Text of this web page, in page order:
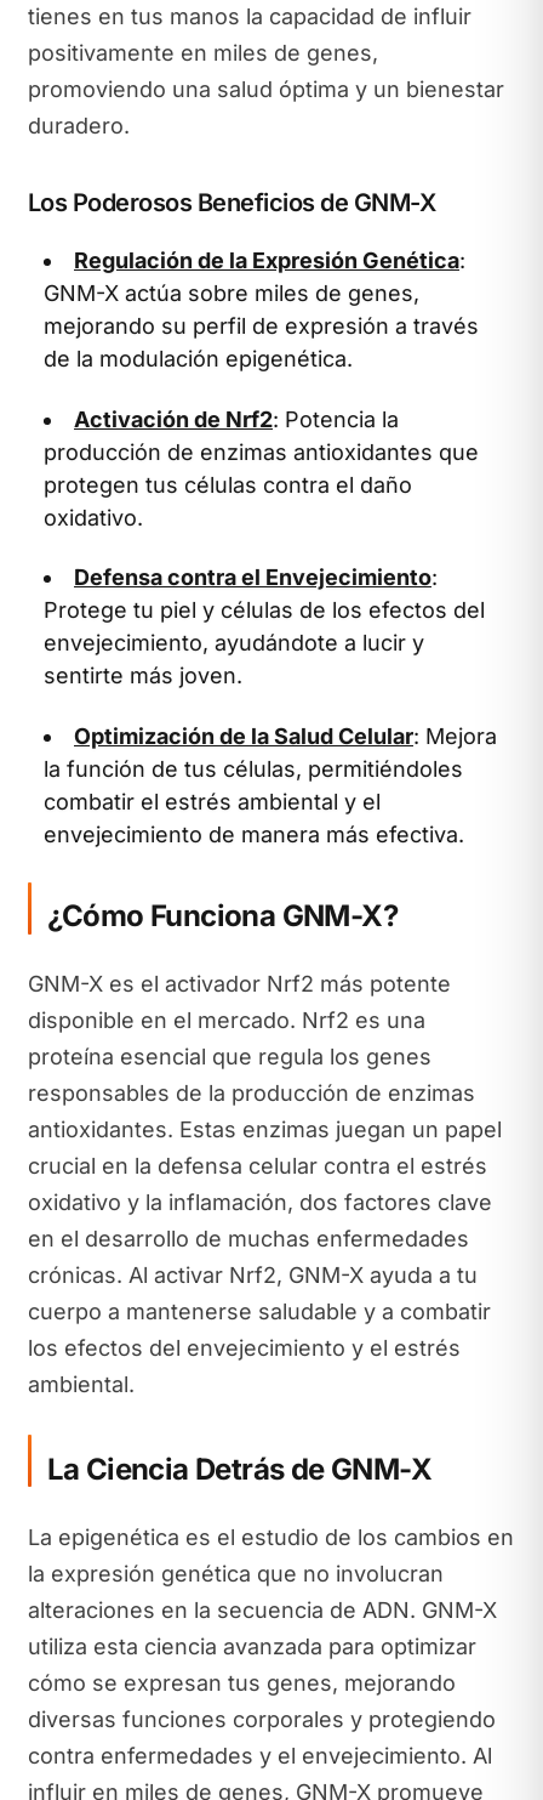
tienes en tus manos la capacidad de influir
positivamente en miles de genes,
promoviendo una salud óptima y un bienestar
duradero.
Los Poderosos Beneficios de GNM-X
Regulación de la Expresión Genética:
GNM-X actúa sobre miles de genes,
mejorando su perfil de expresión a través
de la modulación epigenética.
Activación de Nrf2: Potencia la
producción de enzimas antioxidantes que
protegen tus células contra el daño
oxidativo.
Defensa contra el Envejecimiento:
Protege tu piel y células de los efectos del
envejecimiento, ayudándote a lucir y
sentirte más joven.
Optimización de la Salud Celular: Mejora
la función de tus células, permitiéndoles
combatir el estrés ambiental y el
envejecimiento de manera más efectiva.
¿Cómo Funciona GNM-X?
GNM-X es el activador Nrf2 más potente
disponible en el mercado. Nrf2 es una
proteína esencial que regula los genes
responsables de la producción de enzimas
antioxidantes. Estas enzimas juegan un papel
crucial en la defensa celular contra el estrés
oxidativo y la inflamación, dos factores clave
en el desarrollo de muchas enfermedades
crónicas. Al activar Nrf2, GNM-X ayuda a tu
cuerpo a mantenerse saludable y a combatir
los efectos del envejecimiento y el estrés
ambiental.
La Ciencia Detrás de GNM-X
La epigenética es el estudio de los cambios en
la expresión genética que no involucran
alteraciones en la secuencia de ADN. GNM-X
utiliza esta ciencia avanzada para optimizar
cómo se expresan tus genes, mejorando
diversas funciones corporales y protegiendo
contra enfermedades y el envejecimiento. Al
influir en miles de genes, GNM-X promueve